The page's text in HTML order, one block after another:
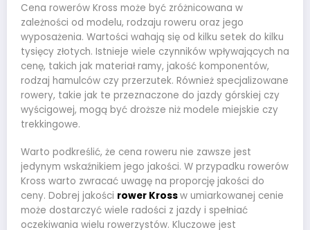
Cena rowerów Kross może być zróżnicowana w
zależności od modelu, rodzaju roweru oraz jego
wyposażenia. Wartości wahają się od kilku setek do kilku
tysięcy złotych. Istnieje wiele czynników wpływających na
cenę, takich jak materiał ramy, jakość komponentów,
rodzaj hamulców czy przerzutek. Również specjalizowane
rowery, takie jak te przeznaczone do jazdy górskiej czy
wyścigowej, mogą być droższe niż modele miejskie czy
trekkingowe.
Warto podkreślić, że cena roweru nie zawsze jest
jedynym wskaźnikiem jego jakości. W przypadku rowerów
Kross warto zwracać uwagę na proporcję jakości do
ceny. Dobrej jakości rower Krossw umiarkowanej cenie
może dostarczyć wiele radości z jazdy i spełniać
oczekiwania wielu rowerzystów. Kluczowe jest